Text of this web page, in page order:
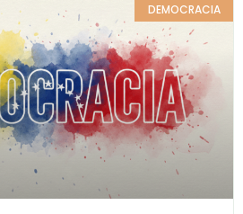
DEMOCRACIA